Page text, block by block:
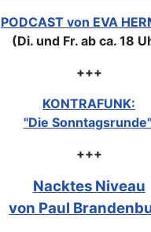
PODCAST von EVA
(Di. und Fr. ab ca. 18
+++
KONTRAFUNK:
"Die Sonntagsrunde"
+++
Nacktes Niveau
von Paul